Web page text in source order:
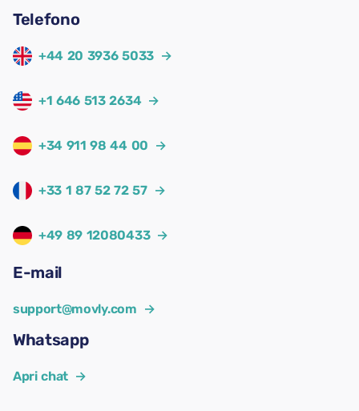
Telefono
+44 20 3936 5033 →
+1 646 513 2634 →
+34 911 98 44 00 →
+33 1 87 52 72 57 →
+49 89 12080433 →
E-mail
support@movly.com →
Whatsapp
Apri chat →